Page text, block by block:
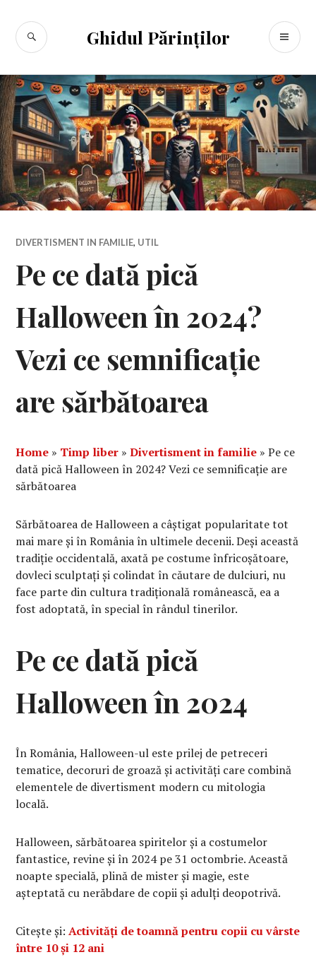
conținut
Ghidul Părinților
CĂUTARE
DIVERTISMENT IN FAMILIE, UTIL
Pe ce dată pică
Halloween în 2024?
Vezi ce semnificație
are sărbătoarea
Home » Timp liber »Divertisment in familie »Pe ce
dată pică Halloween în 2024? Vezi ce semnificație are
sărbătoarea
Sărbătoarea de Halloween a câștigat popularitate tot
mai mare și în România în ultimele decenii. Deși această
tradiție occidentală, axată pe costume înfricoșătoare,
dovleci sculptați și colindat în căutare de dulciuri, nu
face parte din cultura tradițională românească, ea a
fost adoptată, în special în rândul tinerilor.
Pe ce dată pică
Halloween în 2024
În România, Halloween-ul este prilej de petreceri
tematice, decoruri de groază și activități care combină
elementele de divertisment modern cu mitologia
locală.
Halloween, sărbătoarea spiritelor și a costumelor
fantastice, revine și în 2024 pe 31 octombrie. Această
noapte specială, plină de mister și magie, este
așteptată cu nerăbdare de copii și adulți deopotrivă.
Citește și:Activități de toamnă pentru copii cu vârste
între 10 și 12 ani